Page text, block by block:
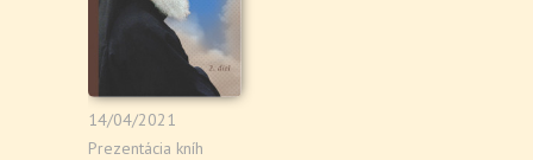
14/04/2021
Prezentácia kníh